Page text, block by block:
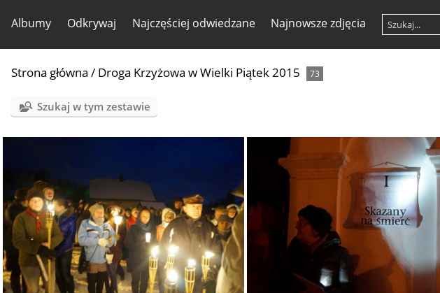
Albumy Odkrywaj Najczęściej odwiedzane Najnowsze zdjęcia
Strona główna / Droga Krzyżowa w Wielki Piątek 2015 73
Szukaj w tym zestawie